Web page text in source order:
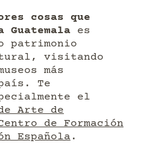
cosas que
Guatemala es
patrimonio
visitando
más
Te
el
Arte de
de Formación
Española .